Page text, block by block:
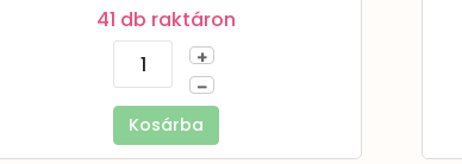
41 db raktáron
+
–
Kosárba